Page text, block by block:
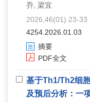
乔, 梁宜
2026,46(01) 23-33
4254.2026.01.03
摘要
PDF全文
基于Th1/Th2细
及预后分析：一